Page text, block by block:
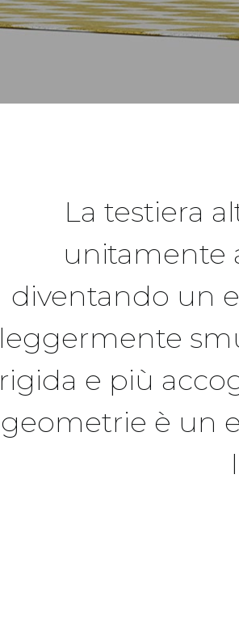
La testiera
unitamente
diventando un
leggermente
rigida e più
geometrie è un